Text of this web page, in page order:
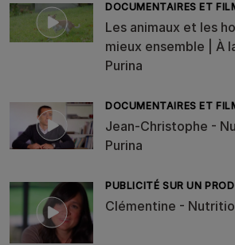
DOCUMENTAIRES ET
Les animaux et les
mieux ensemble | À
Purina
DOCUMENTAIRES ET
Jean-Christophe -
Purina
PUBLICITÉ SUR UN
Clémentine -